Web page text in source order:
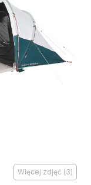
Więcej zdjęć (3)